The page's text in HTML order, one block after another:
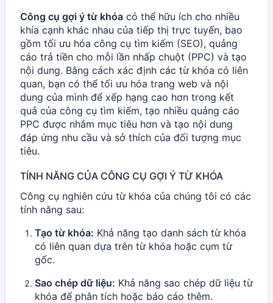
Công cụ gợi ý từ khóa có thể hữu ích cho nhiều
khía cạnh khác nhau của tiếp thị trực tuyến, bao
gồm tối ưu hóa công cụ tìm kiếm (SEO), quảng
cáo trả tiền cho mỗi lần nhấp chuột (PPC) và tạo
nội dung. Bằng cách xác định các từ khóa có liên
quan, bạn có thể tối ưu hóa trang web và nội
dung của mình để xếp hạng cao hơn trong kết
quả của công cụ tìm kiếm, tạo nhiều quảng cáo
PPC được nhắm mục tiêu hơn và tạo nội dung
đáp ứng nhu cầu và sở thích của đối tượng mục
tiêu.
TÍNH NĂNG CỦA CÔNG CỤ GỢI Ý TỪ KHÓA
Công cụ nghiên cứu từ khóa của chúng tôi có các
tính năng sau:
Tạo từ khóa: Khả năng tạo danh sách từ khóa
có liên quan dựa trên từ khóa hoặc cụm từ
gốc.
Sao chép dữ liệu: Khả năng sao chép dữ liệu từ
khóa để phân tích hoặc báo cáo thêm.